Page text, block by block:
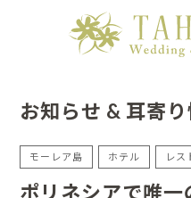
お知らせ & 耳寄
モーレア島 ホテル レス
ポリネシアで唯一